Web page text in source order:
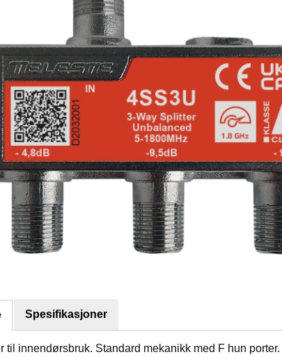
Spesifikasjoner
til innendørsbruk. Standard mekanikk med F hun